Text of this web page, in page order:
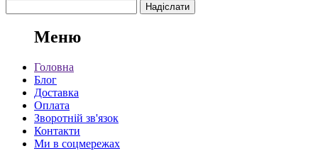
Меню
Головна
Блог
Доставка
Оплата
Зворотній зв'язок
Контакти
Ми в соцмережах